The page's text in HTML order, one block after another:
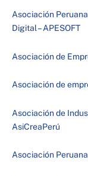
Asociación
Digital – APESOFT
Asociación de
Asociación de
Asociación de
AsiCreaPerú
Asociación Peruana